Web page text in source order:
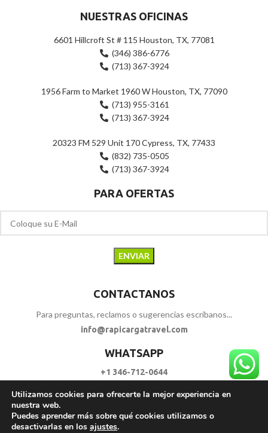
NUESTRAS OFICINAS
6601 Hillcroft St # 115 Houston, TX, 77081
(346) 386-6776
(713) 367-3924
1956 Farm to Market 1960 W Houston, TX, 77090
(713) 955-3161
(713) 367-3924
20323 FM 529 Unit 170 Cypress, TX, 77433
(832) 735-0505
(713) 367-3924
PARA OFERTAS
CONTACTANOS
Para preguntas, reclamos o sugerencias escríbanos...
info@rapicargatravel.com
WHATSAPP
+1 346-712-0644
SIGUENOS
Utilizamos cookies para ofrecerte la mejor experiencia en
nuestra web.
Puedes aprender más sobre qué cookies utilizamos o
desactivarlas en los ajustes.